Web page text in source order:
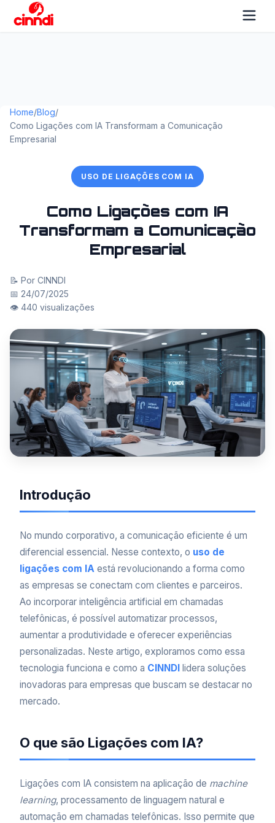
Home/Blog/
Como Ligações com IA Transformam a Comunicação
Empresarial
USO DE LIGAÇÕES COM IA
Como Ligações com IA
Transformam a Comunicação
Empresarial
📝 Por CINNDI
📅 24/07/2025
👁️ 440 visualizações
Introdução
No mundo corporativo, a comunicação eficiente é um
diferencial essencial. Nesse contexto, o uso de
ligações com IA está revolucionando a forma como
as empresas se conectam com clientes e parceiros.
Ao incorporar inteligência artificial em chamadas
telefônicas, é possível automatizar processos,
aumentar a produtividade e oferecer experiências
personalizadas. Neste artigo, exploramos como essa
tecnologia funciona e como a CINNDI lidera soluções
inovadoras para empresas que buscam se destacar no
mercado.
O que são Ligações com IA?
Ligações com IA consistem na aplicação de machine
learning, processamento de linguagem natural e
automação em chamadas telefônicas. Isso permite que